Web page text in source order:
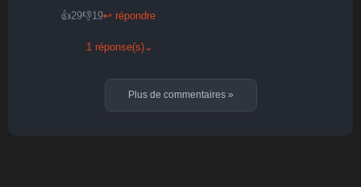
👍29👎19↩ répondre
1 réponse(s) ⌄
Plus de commentaires »